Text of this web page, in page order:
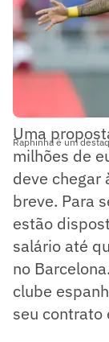
Raphinha é um
Uma
milhões de
deve chegar
breve. Para
estão
salário até
no
clube
seu contrato